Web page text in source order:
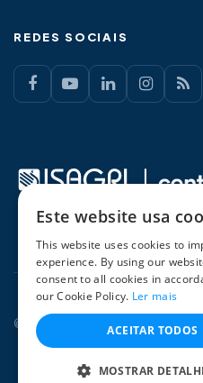
REDES SOCIAIS
© 2026 CentralGest. Todos os
Este website usa
This website uses cookies to
experience. By using our
consent to all cookies in
our Cookie Policy. Ler mais
ACEITAR TODOS
MOSTRAR